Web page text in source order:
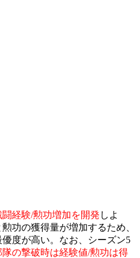
闘経験/勲功増加を開発 しよ
功の獲得量が増加するため、
度が高い。なお、シーズン5
の撃破時は経験値/勲功は得